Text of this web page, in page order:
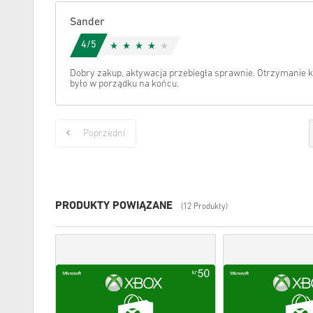
Sander
4/5
Dobry zakup, aktywacja przebiegła sprawnie. Otrzymanie
było w porządku na końcu.
Poprzedni
PRODUKTY POWIĄZANE (12 Produkty)